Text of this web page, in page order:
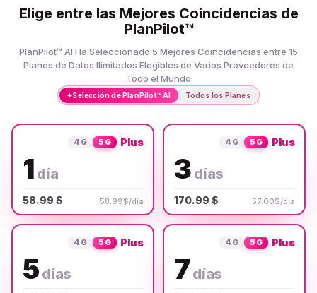
Elige entre las Mejores Coincidencias de
PlanPilot™
PlanPilot™ AI Ha Seleccionado 5 Mejores Coincidencias entre 15
Planes de Datos Ilimitados Elegibles de Varios Proveedores de
Todo el Mundo
✦Selección de PlanPilot™ AI Todos los Planes
4G 5G Plus
1 día
58.99 $ 58.99$/día
4G 5G Plus
3 días
170.99 $ 57.00$/día
4G 5G Plus
5 días
4G 5G Plus
7 días